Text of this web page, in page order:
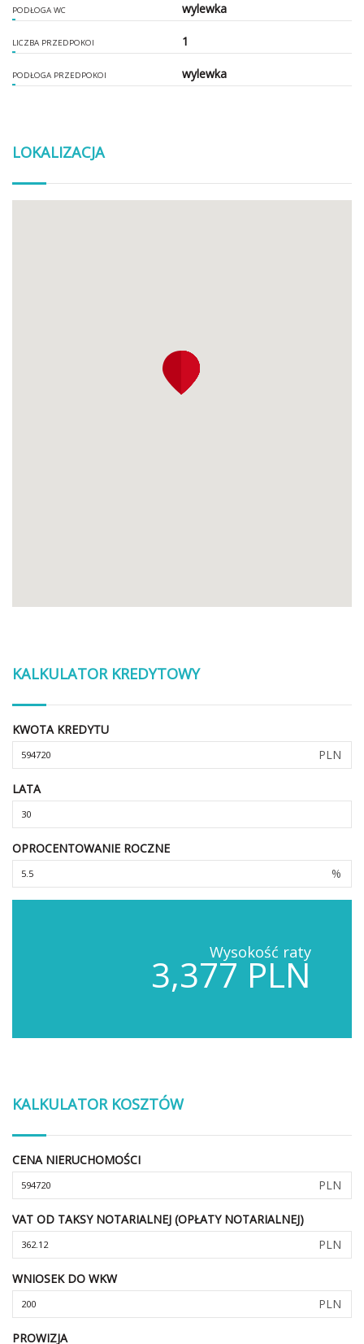
PODŁOGA WC wylewka
LICZBA PRZEDPOKOI 1
PODŁOGA PRZEDPOKOI wylewka
LOKALIZACJA
KALKULATOR KREDYTOWY
KWOTA KREDYTU
PLN
LATA
OPROCENTOWANIE ROCZNE
%
Wysokość raty
3,377 PLN
KALKULATOR KOSZTÓW
CENA NIERUCHOMOŚCI
PLN
VAT OD TAKSY NOTARIALNEJ (OPŁATY NOTARIALNEJ)
PLN
WNIOSEK DO WKW
PLN
PROWIZJA